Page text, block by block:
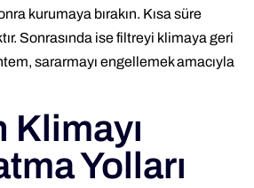
kurumaya bırakın. Kısa süre
Sonrasında ise filtreyi klimaya geri
sararmayı engellemek amacıyla
Klimayı
Yolları